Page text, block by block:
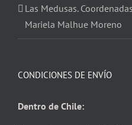
Las Medusas.
Mariela Malhue Moreno
CONDICIONES DE ENVÍO
Dentro de Chile: